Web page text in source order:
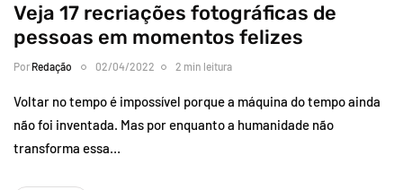
Veja 17 recriações fotográficas de
pessoas em momentos felizes
Por Redação 02/04/2022 2 min leitura
Voltar no tempo é impossível porque a máquina do tempo ainda
não foi inventada. Mas por enquanto a humanidade não
transforma essa…